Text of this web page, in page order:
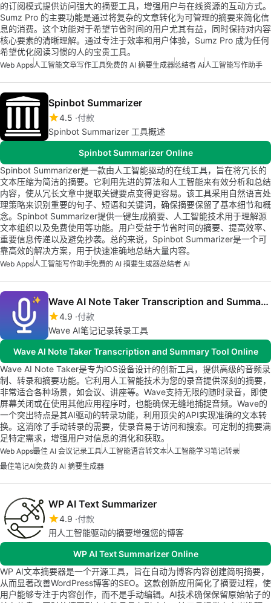
的订阅模式提供访问强大的摘要工具，增强用户与在线资源的互动方式。
Sumz Pro 的主要功能是通过将复杂的文章转化为可管理的摘要来简化信
息的消费。这个功能对于希望节省时间的用户尤其有益，同时保持对内容
核心要素的清晰理解。通过专注于效率和用户体验，Sumz Pro 成为任何
希望优化阅读习惯的人的宝贵工具。
Web Apps人工智能文章写作工具免费的 AI 摘要生成器总结者 Ai人工智能写作助手
Spinbot Summarizer
4.5 付款
Spinbot Summarizer 工具概述
Spinbot Summarizer Online
Spinbot Summarizer是一款由人工智能驱动的在线工具，旨在将冗长的
文本压缩为简洁的摘要。它利用先进的算法和人工智能来有效分析和总结
内容，使从冗长文章中提取关键要点变得更容易。该工具采用自然语言处
理策略来识别重要的句子、短语和关键词，确保摘要保留了基本细节和概
念。Spinbot Summarizer提供一键生成摘要、人工智能技术用于理解源
文本组织以及免费使用等功能。用户受益于节省时间的摘要、提高效率、
重要信息传递以及避免抄袭。总的来说，Spinbot Summarizer是一个可
靠高效的解决方案，用于快速准确地总结大量内容。
Web Apps人工智能写作助手免费的 AI 摘要生成器总结者 Ai
Wave AI Note Taker Transcription and Summary Tool
4.9 付款
Wave AI笔记记录转录工具
Wave AI Note Taker Transcription and Summary Tool Online
Wave AI Note Taker是专为iOS设备设计的创新工具，提供高级的音频录
制、转录和摘要功能。它利用人工智能技术为您的录音提供深刻的摘要，
非常适合各种场景，如会议、讲座等。Wave支持无限的随时录音，即使
屏幕关闭或在使用其他应用程序时，也能确保无缝地捕捉音频。Wave的
一个突出特点是其AI驱动的转录功能，利用顶尖的API实现准确的文本转
换。这消除了手动转录的需要，使录音易于访问和搜索。可定制的摘要满
足特定需求，增强用户对信息的消化和获取。
Web Apps最佳 AI 会议记录工具人工智能语音转文本人工智能学习笔记转录
最佳笔记AI免费的 AI 摘要生成器
WP AI Text Summarizer
4.9 付款
用人工智能驱动的摘要增强您的博客
WP AI Text Summarizer Online
WP AI文本摘要器是一个开源工具，旨在自动为博客内容创建简明摘要，
从而显著改善WordPress博客的SEO。这款创新应用简化了摘要过程，使
用户能够专注于内容创作，而不是手动编辑。AI技术确保保留原始帖子的